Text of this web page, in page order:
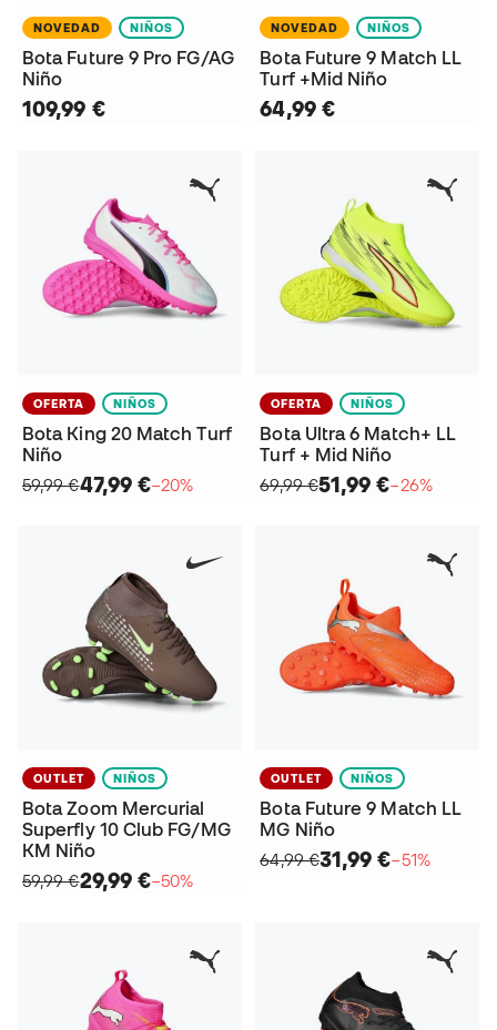
NOVEDAD NIÑOS
Bota Future 9 Pro FG/AG
Niño
109,99 €
NOVEDAD NIÑOS
Bota Future 9 Match LL
Turf +Mid Niño
64,99 €
OFERTA NIÑOS
Bota King 20 Match Turf
Niño
59,99 €47,99 €−20%
OFERTA NIÑOS
Bota Ultra 6 Match+ LL
Turf + Mid Niño
69,99 €51,99 €−26%
OUTLET NIÑOS
Bota Zoom Mercurial
Superfly 10 Club FG/MG
KM Niño
59,99 €29,99 €−50%
OUTLET NIÑOS
Bota Future 9 Match LL
MG Niño
64,99 €31,99 €−51%